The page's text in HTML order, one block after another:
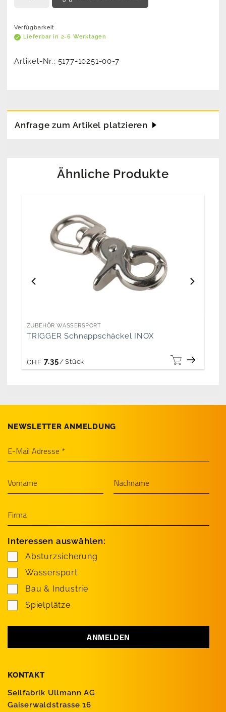
Verfügbarkeit
Lieferbar in 2-6 Werktagen
Artikel-Nr.: 5177-10251-00-7
Anfrage zum Artikel platzieren
Ähnliche Produkte
ZUBEHÖR WASSERSPORT
TRIGGER Schnappschäckel INOX
CHF 7.35 / Stück
KONTAKT
Seilfabrik Ullmann AG
Gaiserwaldstrasse 16
NEWSLETTER ANMELDUNG
Interessen auswählen:
Absturzsicherung
Wassersport
Bau & Industrie
Spielplätze